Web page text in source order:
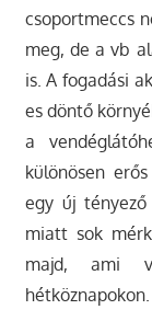
csoportmeccs
meg, de a vb
is. A fogadási
es döntő
a
különösen
egy új
miatt sok
majd, ami
hétköznapokon.